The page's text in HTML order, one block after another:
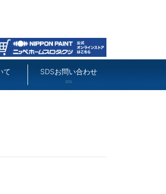
て SDSお問い合わせ
SDS